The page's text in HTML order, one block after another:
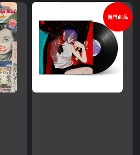
熱門商品